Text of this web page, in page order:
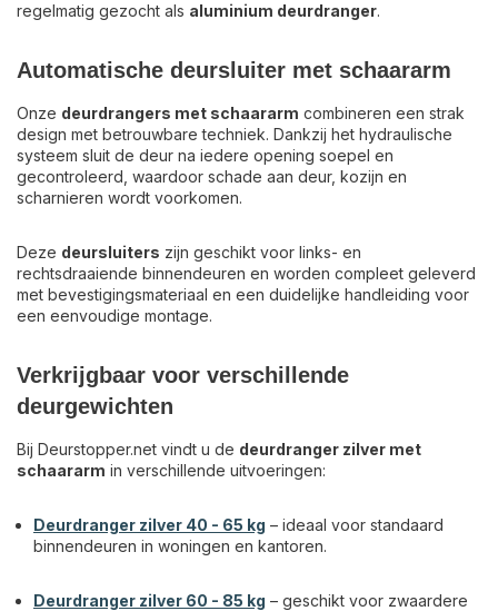
regelmatig gezocht als aluminium deurdranger.
Automatische deursluiter met schaararm
Onze deurdrangers met schaararm combineren een strak
design met betrouwbare techniek. Dankzij het hydraulische
systeem sluit de deur na iedere opening soepel en
gecontroleerd, waardoor schade aan deur, kozijn en
scharnieren wordt voorkomen.
Deze deursluiters zijn geschikt voor links- en
rechtsdraaiende binnendeuren en worden compleet geleverd
met bevestigingsmateriaal en een duidelijke handleiding voor
een eenvoudige montage.
Verkrijgbaar voor verschillende
deurgewichten
Bij Deurstopper.net vindt u de deurdranger zilver met
schaararm in verschillende uitvoeringen:
Deurdranger zilver 40 - 65 kg – ideaal voor standaard
binnendeuren in woningen en kantoren.
Deurdranger zilver 60 - 85 kg – geschikt voor zwaardere